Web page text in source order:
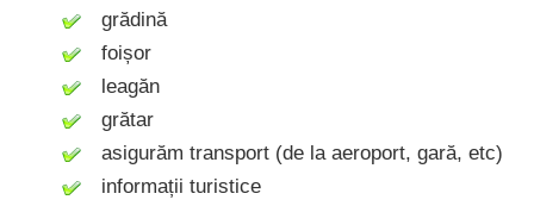
grădină
foișor
leagăn
grătar
asigurăm transport (de la aeroport, gară, etc)
informații turistice